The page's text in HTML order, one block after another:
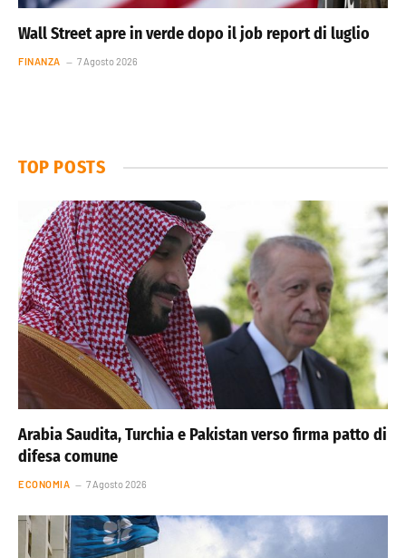
Wall Street apre in verde dopo il job report di luglio
FINANZA 7 Agosto 2026
TOP POSTS
Arabia Saudita, Turchia e Pakistan verso firma patto di
difesa comune
ECONOMIA 7 Agosto 2026